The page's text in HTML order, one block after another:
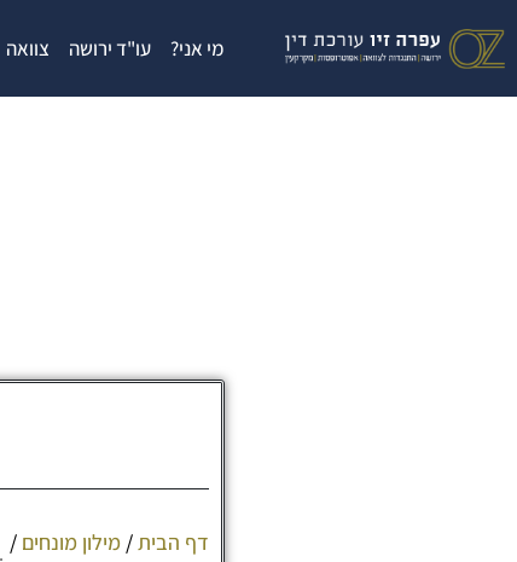
לתוכן
מי אני? עו"ד ירושה צוואה
דף הבית/מילון מונחים /